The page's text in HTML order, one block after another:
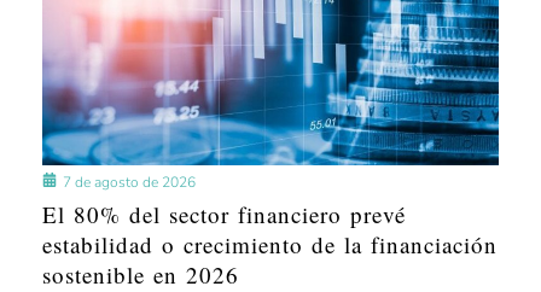
7 de agosto de 2026
El 80% del sector financiero prevé
estabilidad o crecimiento de la financiación
sostenible en 2026